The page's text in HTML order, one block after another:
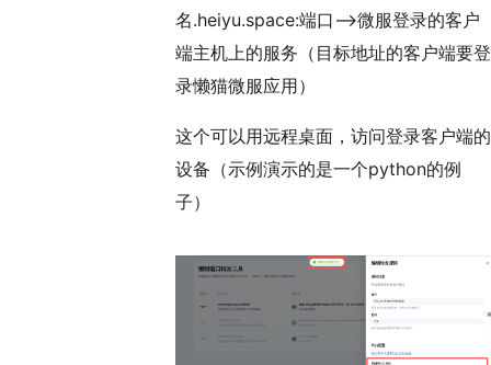
名.heiyu.space:端口——>微服登录的客户
端主机上的服务（目标地址的客户端要登
录懒猫微服应用）
这个可以用远程桌面，访问登录客户端的
设备（示例演示的是一个python的例
子）